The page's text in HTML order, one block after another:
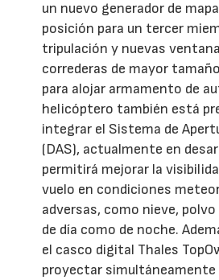
un nuevo generador de
posición para un tercer
tripulación y nuevas
correderas de mayor
para alojar armamento de
helicóptero también está
integrar el Sistema de
(DAS), actualmente en
permitirá mejorar la
vuelo en condiciones
adversas, como nieve,
de día como de noche.
el casco digital Thales
proyectar simultáneamente